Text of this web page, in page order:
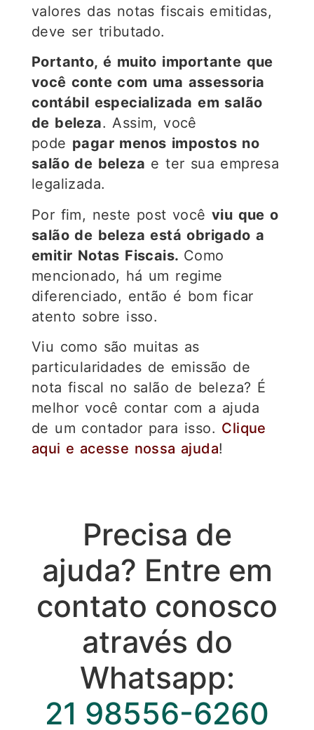
valores das notas fiscais emitidas,
deve ser tributado.
Portanto, é muito importante que
você conte com uma assessoria
contábil especializada em salão
de beleza. Assim, você
pode pagar menos impostos no
salão de beleza e ter sua empresa
legalizada.
Por fim, neste post você viu que o
salão de beleza está obrigado a
emitir Notas Fiscais. Como
mencionado, há um regime
diferenciado, então é bom ficar
atento sobre isso.
Viu como são muitas as
particularidades de emissão de
nota fiscal no salão de beleza? É
melhor você contar com a ajuda
de um contador para isso. Clique
aqui e acesse nossa ajuda!
Precisa de
ajuda? Entre em
contato conosco
através do
Whatsapp:
21 98556-6260